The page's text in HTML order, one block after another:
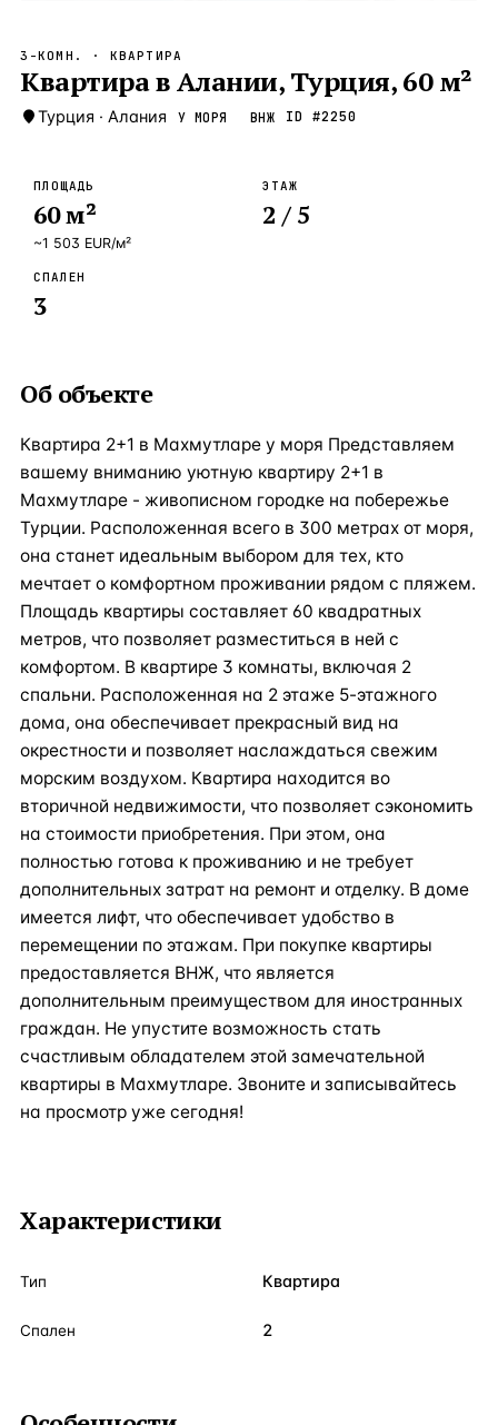
Новороссийск — Локация Россия · 2
Стамбул —Локация
ЧАСТО ИЩУТ
Турция Россия
3-КОМН. · КВАРТИРА
Квартира в Алании, Турция, 60 м²
Турция · Алания У МОРЯ ВНЖ ID #2250
ПЛОЩАДЬ
60м²
~1 503 EUR/м²
ЭТАЖ
2 / 5
СПАЛЕН
3
Об объекте
Квартира 2+1 в Махмутларе у моря Представляем
вашему вниманию уютную квартиру 2+1 в
Махмутларе - живописном городке на побережье
Турции. Расположенная всего в 300 метрах от моря,
она станет идеальным выбором для тех, кто
мечтает о комфортном проживании рядом с пляжем.
Площадь квартиры составляет 60 квадратных
метров, что позволяет разместиться в ней с
комфортом. В квартире 3 комнаты, включая 2
спальни. Расположенная на 2 этаже 5-этажного
дома, она обеспечивает прекрасный вид на
окрестности и позволяет наслаждаться свежим
морским воздухом. Квартира находится во
вторичной недвижимости, что позволяет сэкономить
на стоимости приобретения. При этом, она
полностью готова к проживанию и не требует
дополнительных затрат на ремонт и отделку. В доме
имеется лифт, что обеспечивает удобство в
перемещении по этажам. При покупке квартиры
предоставляется ВНЖ, что является
дополнительным преимуществом для иностранных
граждан. Не упустите возможность стать
счастливым обладателем этой замечательной
квартиры в Махмутларе. Звоните и записывайтесь
на просмотр уже сегодня!
Характеристики
Тип Квартира
Спален 2